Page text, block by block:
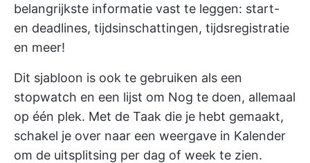
belangrijkste informatie vast te leggen: start-
en deadlines, tijdsinschattingen, tijdsregistratie
en meer!
Dit sjabloon is ook te gebruiken als een
stopwatch en een lijst om Nog te doen, allemaal
op één plek. Met de Taak die je hebt gemaakt,
schakel je over naar een weergave in Kalender
om de uitsplitsing per dag of week te zien.